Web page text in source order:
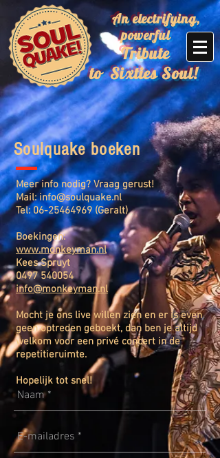
An electrifying,
powerful
Tribute
to Sixties Soul!
Soulquake boeken
Meer info nodig? Vraag gerust!
Mail:info@soulquake.nl
Tel: 06-25464969(Geralt)
Boekingen:
www.monkeyman.nl
Kees Spruyt
0497 540054
info@monkeyman.nl
Mocht je ons live willen zien en er is even
geen optreden geboekt, dan ben je altijd
welkom voor een privé concert in de
repetitieruimte.
Hopelijk tot snel!